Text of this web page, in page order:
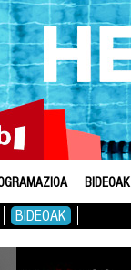
BIDEOAK
BIDEOAK